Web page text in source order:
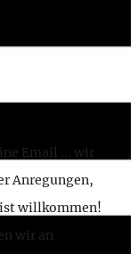
Email ... wir
Anregungen,
willkommen!
wir an